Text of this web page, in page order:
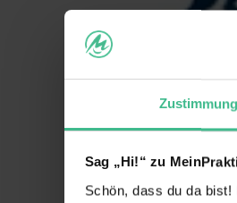
Zustimmung
Sag „Hi!“ zu
Schön, dass du da